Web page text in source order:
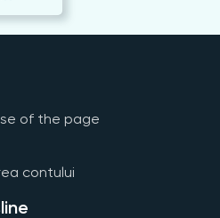
of the page
contului